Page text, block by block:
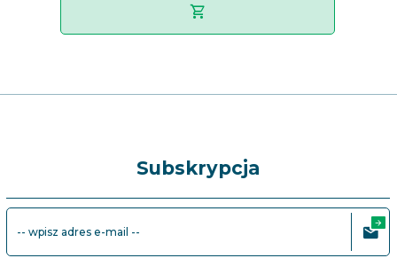
Subskrypcja
-- wpisz adres e-mail --